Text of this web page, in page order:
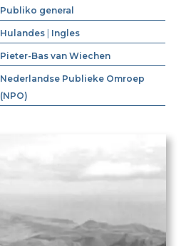
Publiko general
Hulandes Ingles
Pieter-Bas van Wiechen
Nederlandse Publieke Omroep
(NPO)